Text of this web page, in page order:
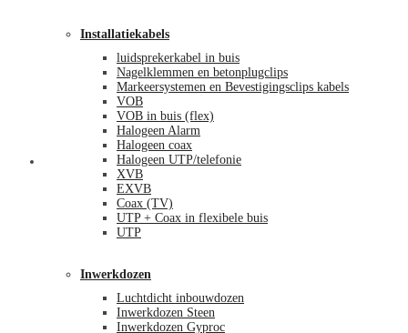
Mijn account
Installatiekabels
luidsprekerkabel in buis
Nagelklemmen en betonplugclips
Markeersystemen en Bevestigingsclips kabels
VOB
VOB in buis (flex)
Halogeen Alarm
Halogeen coax
Halogeen UTP/telefonie
XVB
EXVB
Coax (TV)
UTP + Coax in flexibele buis
UTP
Inwerkdozen
Luchtdicht inbouwdozen
Inwerkdozen Steen
Inwerkdozen Gyproc